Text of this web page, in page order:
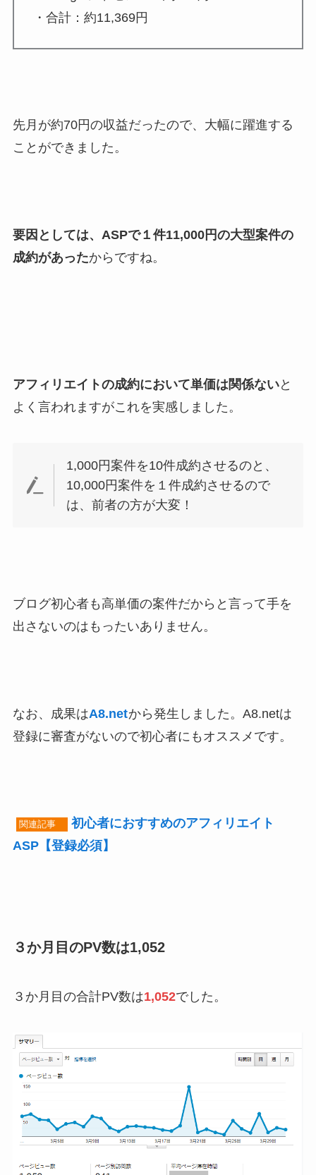
・合計：約11,369円
先月が約70円の収益だったので、大幅に躍進する
ことができました。
要因としては、ASPで１件11,000円の大型案件の
成約があったからですね。
アフィリエイトの成約において単価は関係ないと
よく言われますがこれを実感しました。
1,000円案件を10件成約させるのと、
10,000円案件を１件成約させるので
は、前者の方が大変！
ブログ初心者も高単価の案件だからと言って手を
出さないのはもったいありません。
なお、成果はA8.netから発生しました。A8.netは
登録に審査がないので初心者にもオススメです。
関連記事
初心者におすすめのアフィリエイト
ASP【登録必須】
３か月目のPV数は1,052
３か月目の合計PV数は1,052でした。